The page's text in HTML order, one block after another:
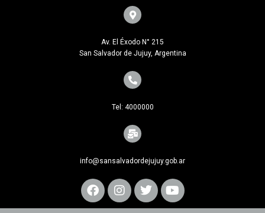
Av. El Éxodo N° 215
San Salvador de Jujuy, Argentina
Tel: 4000000
info@sansalvadordejujuy.gob.ar